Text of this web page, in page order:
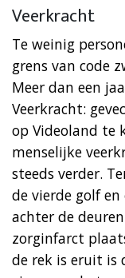
Veerkracht
Te weinig
grens van code
Meer dan een
Veerkracht:
op Videoland te
menselijke
steeds verder.
de vierde golf
achter de
zorginfarct
de rek is eruit is